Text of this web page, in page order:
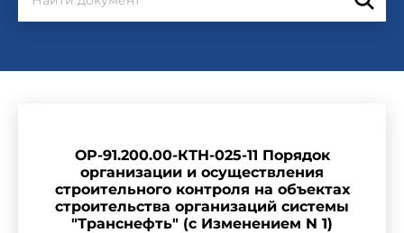
ОР-91.200.00-КТН-025-11 Порядок
организации и осуществления
строительного контроля на объектах
строительства организаций системы
"Транснефть" (с Изменением N 1)